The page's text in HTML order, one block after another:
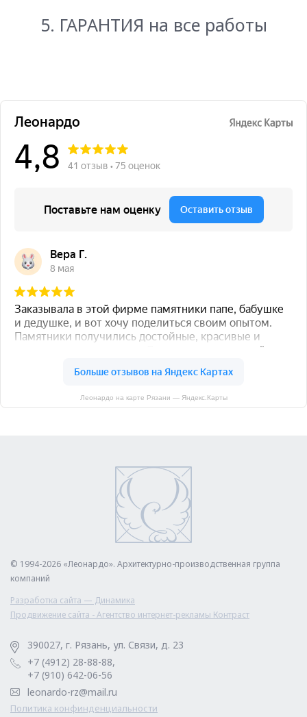
5. ГАРАНТИЯ на все работы
Леонардо на карте Рязани — Яндекс.Карты
© 1994-2026 «Леонардо». Архитектурно-производственная группа
компаний
Разработка сайта — Динамика
Продвижение сайта - Агентство интернет-рекламы Контраст
390027, г. Рязань, ул. Связи, д. 23
+7 (4912) 28-88-88,
+7 (910) 642-06-56
leonardo-rz@mail.ru
Политика конфинденциальности